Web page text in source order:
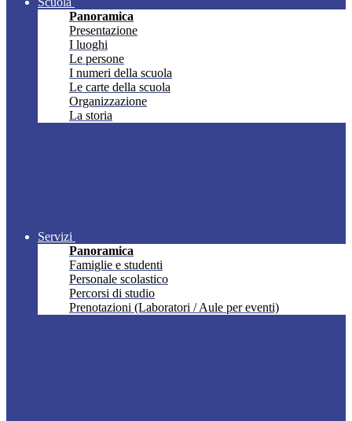
Panoramica
Presentazione
I luoghi
Le persone
I numeri della scuola
Le carte della scuola
Organizzazione
La storia
Servizi
Panoramica
Famiglie e studenti
Personale scolastico
Percorsi di studio
Prenotazioni (Laboratori / Aule per eventi)